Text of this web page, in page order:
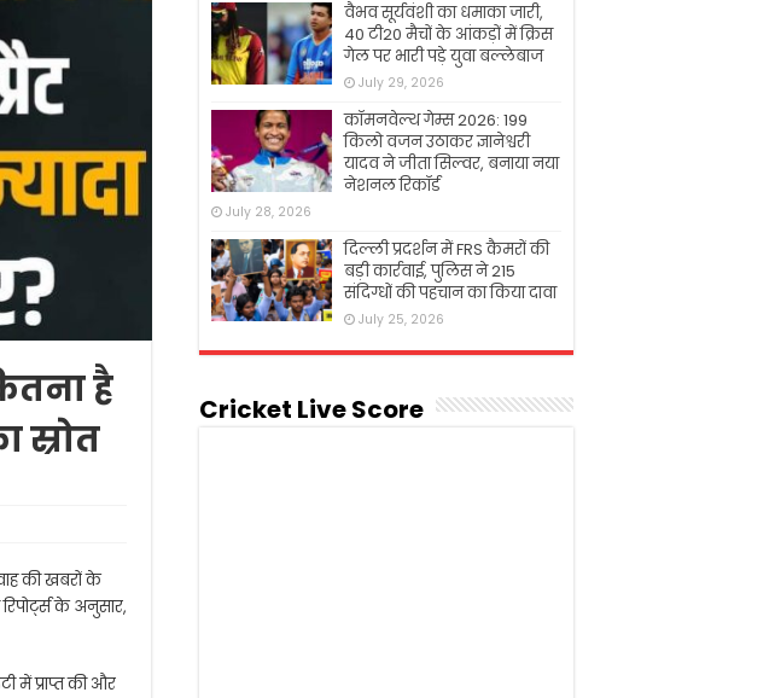
है
स्रोत
की खबरों के
के अनुसार,
में प्राप्त की और
वैभव सूर्यवंशी का धमाका जारी,
40 टी20 मैचों के आंकड़ों में क्रिस
गेल पर भारी पड़े युवा बल्लेबाज
July 29, 2026
कॉमनवेल्थ गेम्स 2026: 199
किलो वजन उठाकर ज्ञानेश्वरी
यादव ने जीता सिल्वर, बनाया नया
नेशनल रिकॉर्ड
July 28, 2026
दिल्ली प्रदर्शन में FRS कैमरों की
बड़ी कार्रवाई, पुलिस ने 215
संदिग्धों की पहचान का किया दावा
July 25, 2026
Cricket Live Score